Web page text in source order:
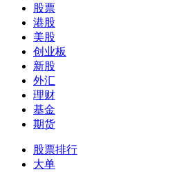
股票
港股
美股
创业板
新股
外汇
理财
基金
期货
股票排行
大单